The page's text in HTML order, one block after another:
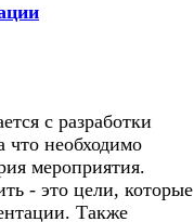
с разработки
что необходимо
мероприятия.
- это цели, которые
Также